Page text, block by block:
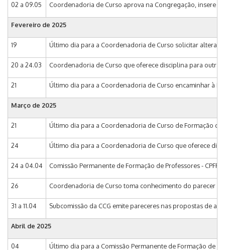
02 a 09.05 Coordenadoria de Curso aprova na Congregação, insere
Fevereiro de 2025
19 Último dia para a Coordenadoria de Curso solicitar
20 a 24.03 Coordenadoria de Curso que oferece disciplina para outra
21 Último dia para a Coordenadoria de Curso encaminhar à
Março de 2025
21 Último dia para a Coordenadoria de Curso de Formação
24 Último dia para a Coordenadoria de Curso que oferece
24 a 04.04 Comissão Permanente de Formação de Professores -
26 Coordenadoria de Curso toma conhecimento do parecer
31 a 11.04 Subcomissão da CCG emite pareceres nas propostas de
Abril de 2025
04 Último dia para a Comissão Permanente de Formação de